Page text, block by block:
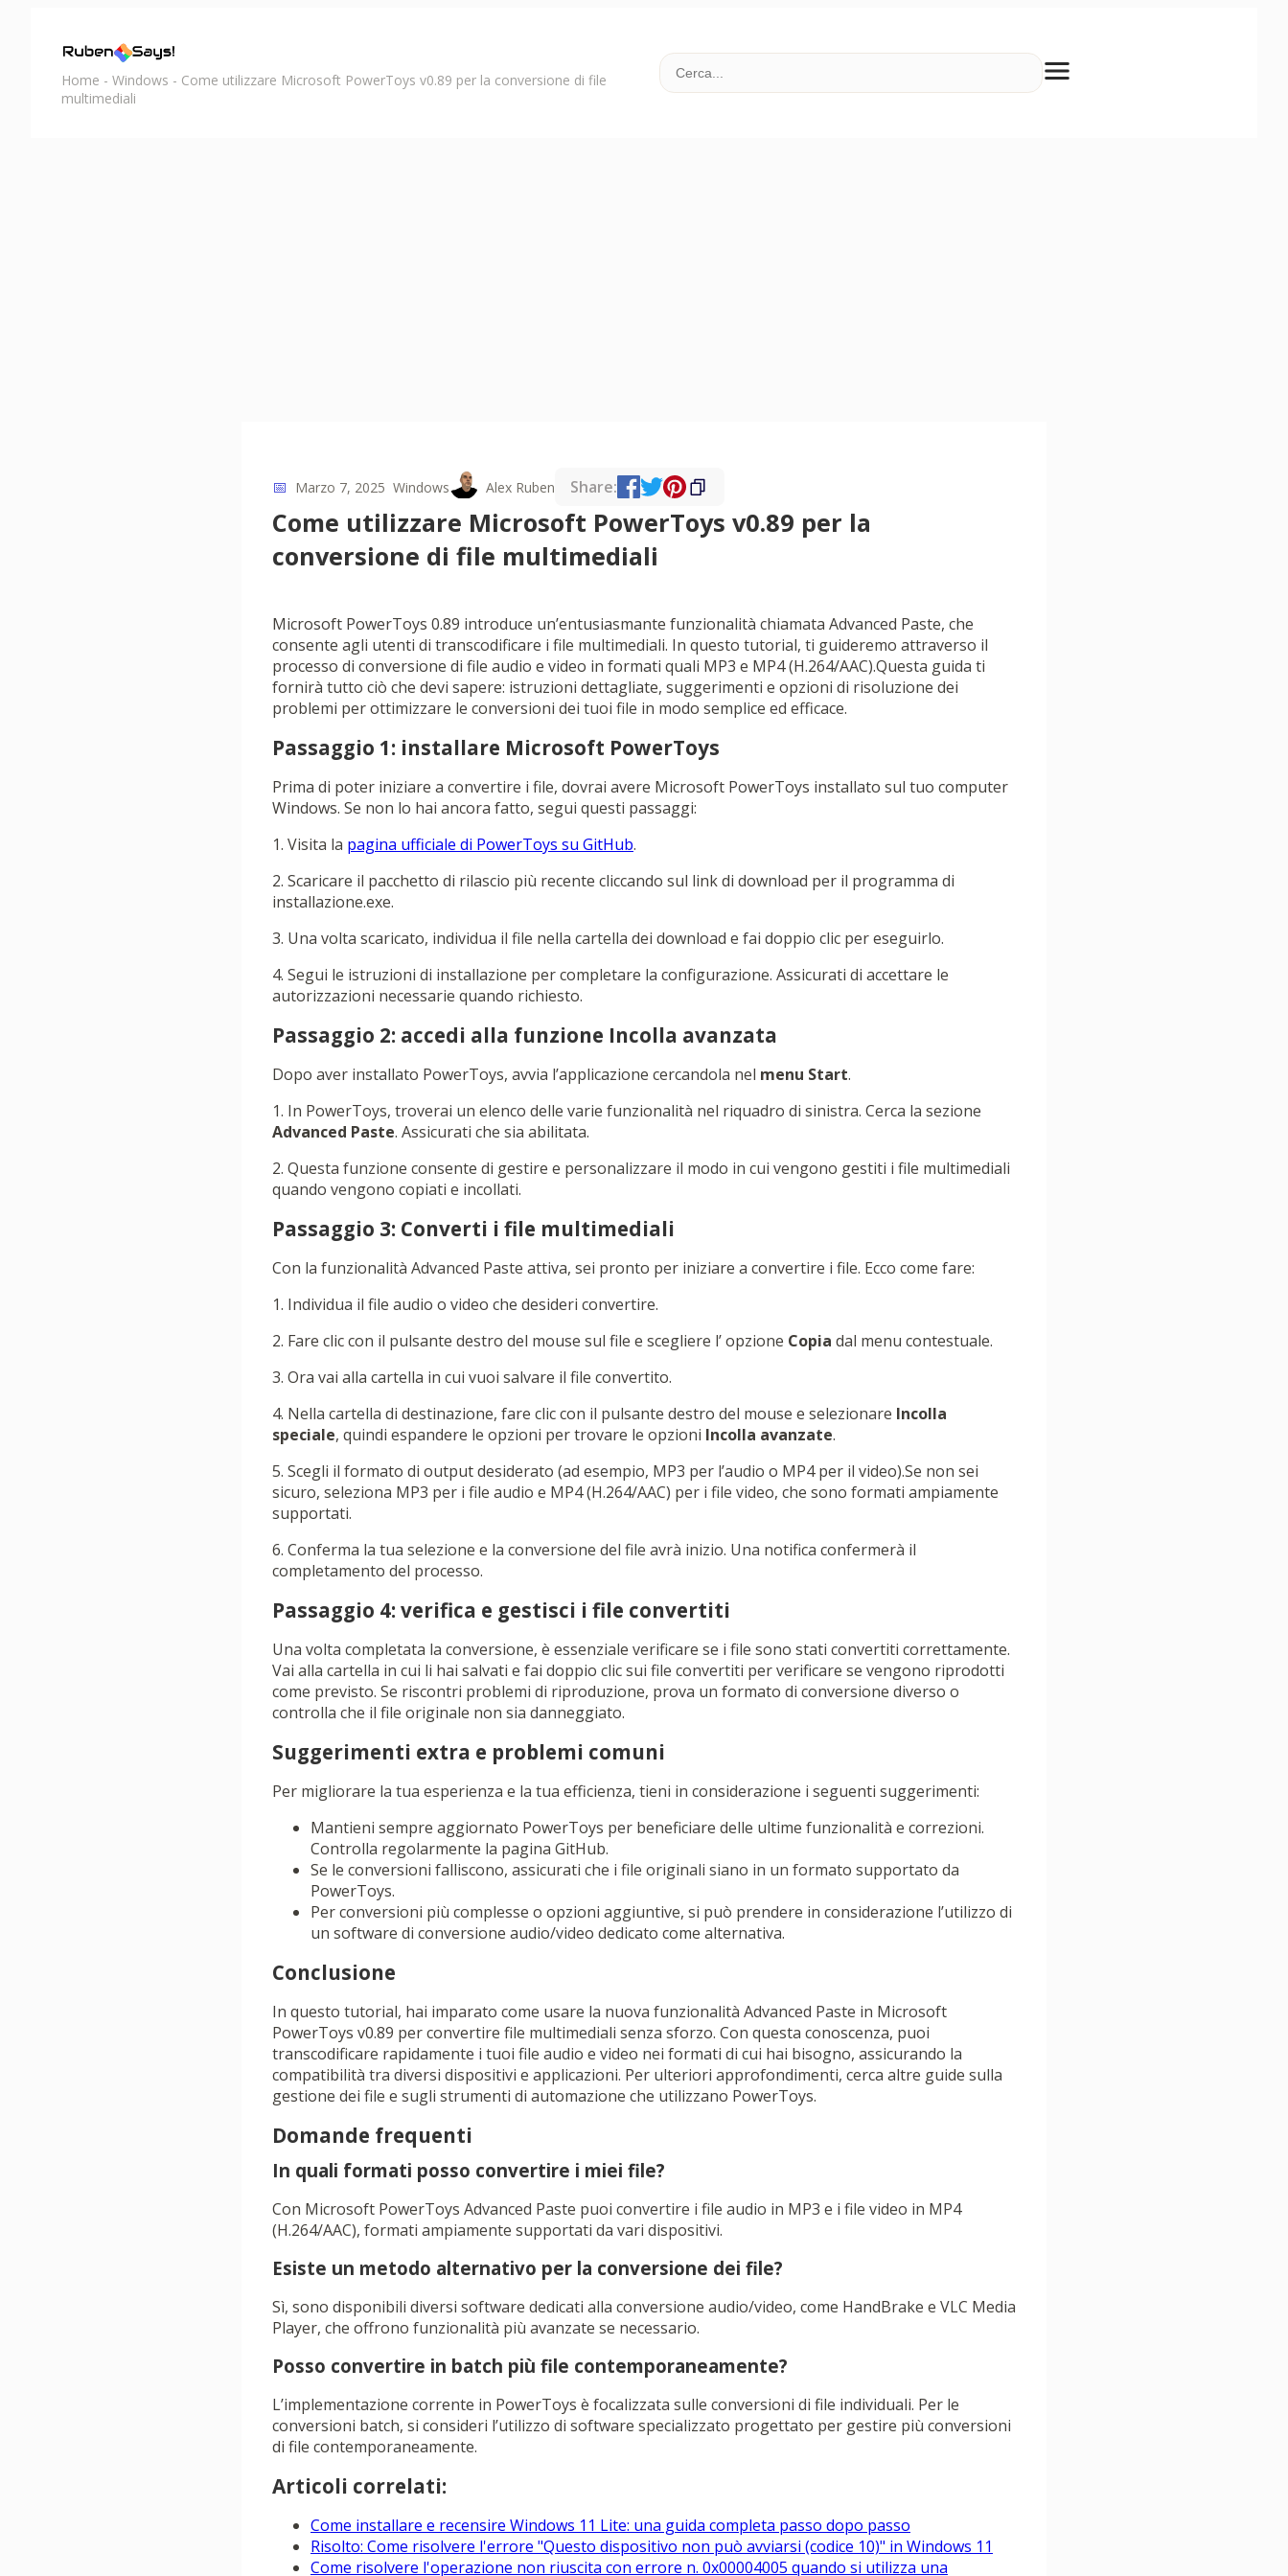
Home - Windows - Come utilizzare Microsoft PowerToys v0.89 per la conversione di file
multimediali
📅 Marzo 7, 2025 Windows Alex Ruben Share:
Come utilizzare Microsoft PowerToys v0.89 per la
conversione di file multimediali
Microsoft PowerToys 0.89 introduce un’entusiasmante funzionalità chiamata Advanced Paste, che
consente agli utenti di transcodificare i file multimediali. In questo tutorial, ti guideremo attraverso il
processo di conversione di file audio e video in formati quali MP3 e MP4 (H.264/AAC).Questa guida ti
fornirà tutto ciò che devi sapere: istruzioni dettagliate, suggerimenti e opzioni di risoluzione dei
problemi per ottimizzare le conversioni dei tuoi file in modo semplice ed efficace.
Passaggio 1: installare Microsoft PowerToys
Prima di poter iniziare a convertire i file, dovrai avere Microsoft PowerToys installato sul tuo computer
Windows. Se non lo hai ancora fatto, segui questi passaggi:
1. Visita la pagina ufficiale di PowerToys su GitHub.
2. Scaricare il pacchetto di rilascio più recente cliccando sul link di download per il programma di
installazione.exe.
3. Una volta scaricato, individua il file nella cartella dei download e fai doppio clic per eseguirlo.
4. Segui le istruzioni di installazione per completare la configurazione. Assicurati di accettare le
autorizzazioni necessarie quando richiesto.
Passaggio 2: accedi alla funzione Incolla avanzata
Dopo aver installato PowerToys, avvia l’applicazione cercandola nel menu Start.
1. In PowerToys, troverai un elenco delle varie funzionalità nel riquadro di sinistra. Cerca la sezione
Advanced Paste. Assicurati che sia abilitata.
2. Questa funzione consente di gestire e personalizzare il modo in cui vengono gestiti i file multimediali
quando vengono copiati e incollati.
Passaggio 3: Converti i file multimediali
Con la funzionalità Advanced Paste attiva, sei pronto per iniziare a convertire i file. Ecco come fare:
1. Individua il file audio o video che desideri convertire.
2. Fare clic con il pulsante destro del mouse sul file e scegliere l’ opzione Copia dal menu contestuale.
3. Ora vai alla cartella in cui vuoi salvare il file convertito.
4. Nella cartella di destinazione, fare clic con il pulsante destro del mouse e selezionare Incolla
speciale, quindi espandere le opzioni per trovare le opzioni Incolla avanzate.
5. Scegli il formato di output desiderato (ad esempio, MP3 per l’audio o MP4 per il video).Se non sei
sicuro, seleziona MP3 per i file audio e MP4 (H.264/AAC) per i file video, che sono formati ampiamente
supportati.
6. Conferma la tua selezione e la conversione del file avrà inizio. Una notifica confermerà il
completamento del processo.
Passaggio 4: verifica e gestisci i file convertiti
Una volta completata la conversione, è essenziale verificare se i file sono stati convertiti correttamente.
Vai alla cartella in cui li hai salvati e fai doppio clic sui file convertiti per verificare se vengono riprodotti
come previsto. Se riscontri problemi di riproduzione, prova un formato di conversione diverso o
controlla che il file originale non sia danneggiato.
Suggerimenti extra e problemi comuni
Per migliorare la tua esperienza e la tua efficienza, tieni in considerazione i seguenti suggerimenti:
Mantieni sempre aggiornato PowerToys per beneficiare delle ultime funzionalità e correzioni.
Controlla regolarmente la pagina GitHub.
Se le conversioni falliscono, assicurati che i file originali siano in un formato supportato da
PowerToys.
Per conversioni più complesse o opzioni aggiuntive, si può prendere in considerazione l’utilizzo di
un software di conversione audio/video dedicato come alternativa.
Conclusione
In questo tutorial, hai imparato come usare la nuova funzionalità Advanced Paste in Microsoft
PowerToys v0.89 per convertire file multimediali senza sforzo. Con questa conoscenza, puoi
transcodificare rapidamente i tuoi file audio e video nei formati di cui hai bisogno, assicurando la
compatibilità tra diversi dispositivi e applicazioni. Per ulteriori approfondimenti, cerca altre guide sulla
gestione dei file e sugli strumenti di automazione che utilizzano PowerToys.
Domande frequenti
In quali formati posso convertire i miei file?
Con Microsoft PowerToys Advanced Paste puoi convertire i file audio in MP3 e i file video in MP4
(H.264/AAC), formati ampiamente supportati da vari dispositivi.
Esiste un metodo alternativo per la conversione dei file?
Sì, sono disponibili diversi software dedicati alla conversione audio/video, come HandBrake e VLC Media
Player, che offrono funzionalità più avanzate se necessario.
Posso convertire in batch più file contemporaneamente?
L’implementazione corrente in PowerToys è focalizzata sulle conversioni di file individuali. Per le
conversioni batch, si consideri l’utilizzo di software specializzato progettato per gestire più conversioni
di file contemporaneamente.
Articoli correlati:
Come installare e recensire Windows 11 Lite: una guida completa passo dopo passo
Risolto: Come risolvere l'errore "Questo dispositivo non può avviarsi (codice 10)" in Windows 11
Come risolvere l'operazione non riuscita con errore n. 0x00004005 quando si utilizza una